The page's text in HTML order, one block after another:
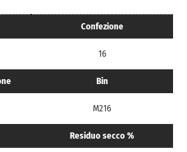
Confezione
16
Bin
M216
Residuo secco %